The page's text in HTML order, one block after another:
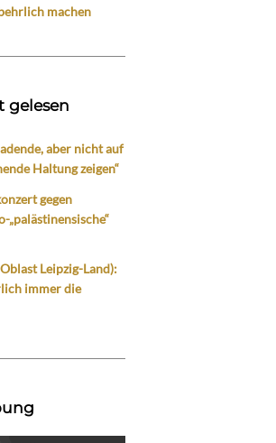
machen
gelesen
aber nicht auf
Haltung zeigen“
gegen
Leipzig-Land):
immer die